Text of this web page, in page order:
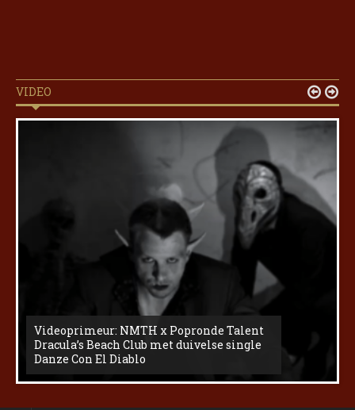
VIDEO
Videoprimeur: NMTH x Popronde Talent
Dracula’s Beach Club met duivelse single
Danze Con El Diablo
 